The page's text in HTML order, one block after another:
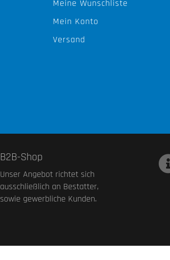
Meine Wunschliste
Mein Konto
Versand
B2B-Shop
Unser Angebot richtet sich
ausschließlich an Bestatter,
sowie gewerbliche Kunden.